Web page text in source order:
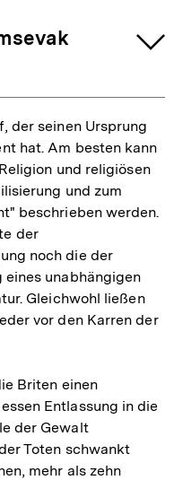
der seinen Ursprung
hat. Am besten kann
und religiösen
und zum
beschrieben werden.
der
noch die der
unabhängigen
Gleichwohl ließen
vor den Karren der
Briten einen
Entlassung in die
der Gewalt
Toten schwankt
mehr als zehn